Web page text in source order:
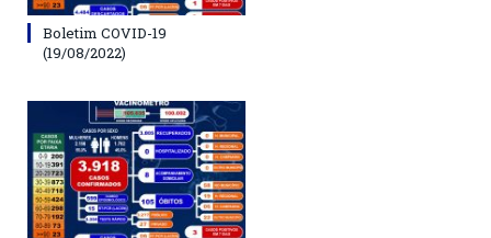
Boletim COVID-19
(19/08/2022)